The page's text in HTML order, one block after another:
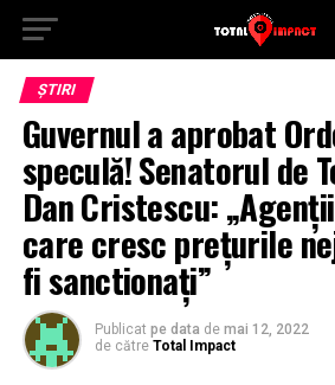
ȘTIRI
Guvernul a aprobat
speculă! Senatorul de
Dan Cristescu:
care cresc prețurile
fi sanctionați”
Publicat pe data de mai 12, 2022
de către Total Impact